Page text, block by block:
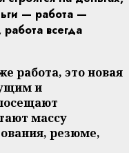
— работа —
всегда
работа, это новая
и
массу
резюме,